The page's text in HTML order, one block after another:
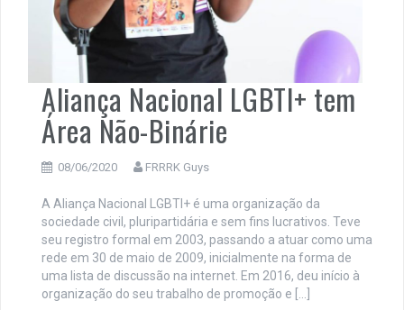
Aliança Nacional LGBTI+ tem
Área Não-Binárie
08/06/2020 FRRRK Guys
A Aliança Nacional LGBTI+ é uma organização da
sociedade civil, pluripartidária e sem fins lucrativos. Teve
seu registro formal em 2003, passando a atuar como uma
rede em 30 de maio de 2009, inicialmente na forma de
uma lista de discussão na internet. Em 2016, deu início à
organização do seu trabalho de promoção e […]